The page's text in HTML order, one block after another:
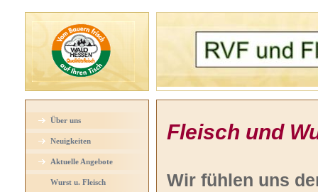
Über uns
Neuigkeiten
Aktuelle Angebote
Wurst u. Fleisch
Fleisch und
Wir fühlen uns